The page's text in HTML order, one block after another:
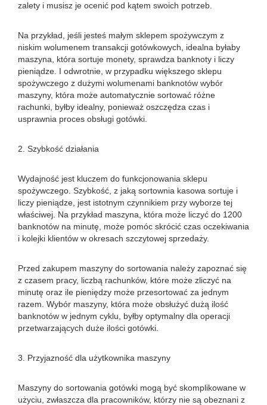
zalety i musisz je ocenić pod kątem swoich potrzeb.
Na przykład, jeśli jesteś małym sklepem spożywczym z
niskim wolumenem transakcji gotówkowych, idealna byłaby
maszyna, która sortuje monety, sprawdza banknoty i liczy
pieniądze. I odwrotnie, w przypadku większego sklepu
spożywczego z dużymi wolumenami banknotów wybór
maszyny, która może automatycznie sortować różne
rachunki, byłby idealny, ponieważ oszczędza czas i
usprawnia proces obsługi gotówki.
2. Szybkość działania
Wydajność jest kluczem do funkcjonowania sklepu
spożywczego. Szybkość, z jaką sortownia kasowa sortuje i
liczy pieniądze, jest istotnym czynnikiem przy wyborze tej
właściwej. Na przykład maszyna, która może liczyć do 1200
banknotów na minutę, może pomóc skrócić czas oczekiwania
i kolejki klientów w okresach szczytowej sprzedaży.
Przed zakupem maszyny do sortowania należy zapoznać się
z czasem pracy, liczbą rachunków, które może zliczyć na
minutę oraz ile pieniędzy może przesortować za jednym
razem. Wybór maszyny, która może obsłużyć dużą ilość
banknotów w jednym cyklu, byłby optymalny dla operacji
przetwarzających duże ilości gotówki.
3. Przyjazność dla użytkownika maszyny
Maszyny do sortowania gotówki mogą być skomplikowane w
użyciu, zwłaszcza dla pracowników, którzy nie są obeznani z